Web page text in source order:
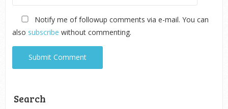
Notify me of followup comments via e-mail. You can
also subscribe without commenting.
Search